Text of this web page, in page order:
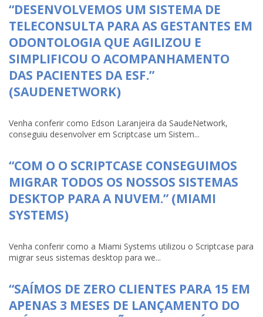
“DESENVOLVEMOS UM SISTEMA DE
TELECONSULTA PARA AS GESTANTES EM
ODONTOLOGIA QUE AGILIZOU E
SIMPLIFICOU O ACOMPANHAMENTO
DAS PACIENTES DA ESF.”
(SAUDENETWORK)
Venha conferir como Edson Laranjeira da SaudeNetwork,
conseguiu desenvolver em Scriptcase um Sistem...
“COM O O SCRIPTCASE CONSEGUIMOS
MIGRAR TODOS OS NOSSOS SISTEMAS
DESKTOP PARA A NUVEM.” (MIAMI
SYSTEMS)
Venha conferir como a Miami Systems utilizou o Scriptcase para
migrar seus sistemas desktop para we...
“SAÍMOS DE ZERO CLIENTES PARA 15 EM
APENAS 3 MESES DE LANÇAMENTO DO